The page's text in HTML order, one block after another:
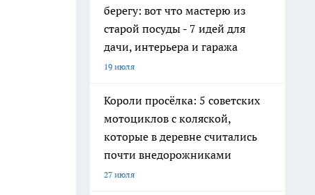
берегу: вот что мастерю из
старой посуды - 7 идей для
дачи, интерьера и гаража
19 июля
Короли просёлка: 5 советских
мотоциклов с коляской,
которые в деревне считались
почти внедорожниками
27 июля